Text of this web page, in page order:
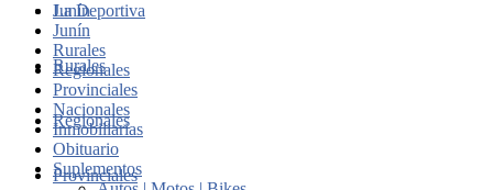
Junín
Rurales
Regionales
Provinciales
La Deportiva
Junín
Rurales
Regionales
Provinciales
Nacionales
Inmobiliarias
Obituario
Suplementos